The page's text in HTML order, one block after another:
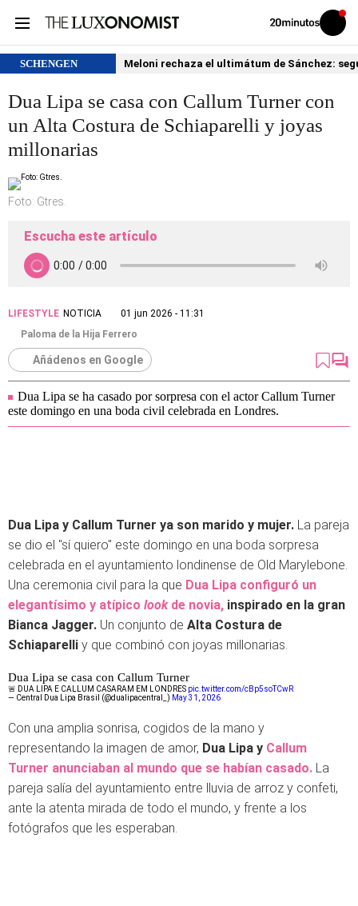
Volver
Iniciar
sesión
SCHENGEN Meloni rechaza el ultimátum de Sánchez:
Dua Lipa se casa con Callum Turner con
un Alta Costura de Schiaparelli y joyas
millonarias
Foto: Gtres.
Escucha este artículo
LIFESTYLE NOTICIA
01 jun 2026 - 11:31
Paloma de la Hija Ferrero
Añádenos en Google
Dua Lipa se ha casado por sorpresa con el actor Callum Turner
este domingo en una boda civil celebrada en Londres.
Dua Lipa y Callum Turner ya son marido y mujer. La pareja
se dio el "sí quiero" este domingo en una boda sorpresa
celebrada en el ayuntamiento londinense de Old Marylebone.
Una ceremonia civil para la que Dua Lipa configuró un
elegantísimo y atípico look de novia, inspirado en la gran
Bianca Jagger. Un conjunto de Alta Costura de
Schiaparelli y que combinó con joyas millonarias.
Dua Lipa se casa con Callum Turner
🚨 DUA LIPA E CALLUM CASARAM EM LONDRES pic.twitter.com/cBp5soTCwR
— Central Dua Lipa Brasil (@dualipacentral_) May 31, 2026
Con una amplia sonrisa, cogidos de la mano y
representando la imagen de amor, Dua Lipa y Callum
Turner anunciaban al mundo que se habían casado. La
pareja salía del ayuntamiento entre lluvia de arroz y confeti,
ante la atenta mirada de todo el mundo, y frente a los
fotógrafos que les esperaban.